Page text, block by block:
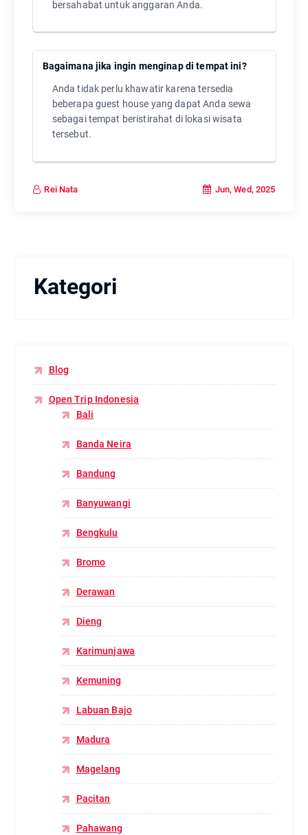
bersahabat untuk anggaran Anda.
Bagaimana jika ingin menginap di tempat ini?
Anda tidak perlu khawatir karena tersedia
beberapa guest house yang dapat Anda sewa
sebagai tempat beristirahat di lokasi wisata
tersebut.
Rei Nata Jun, Wed, 2025
Kategori
Blog
Open Trip Indonesia
Bali
Banda Neira
Bandung
Banyuwangi
Bengkulu
Bromo
Derawan
Dieng
Karimunjawa
Kemuning
Labuan Bajo
Madura
Magelang
Pacitan
Pahawang